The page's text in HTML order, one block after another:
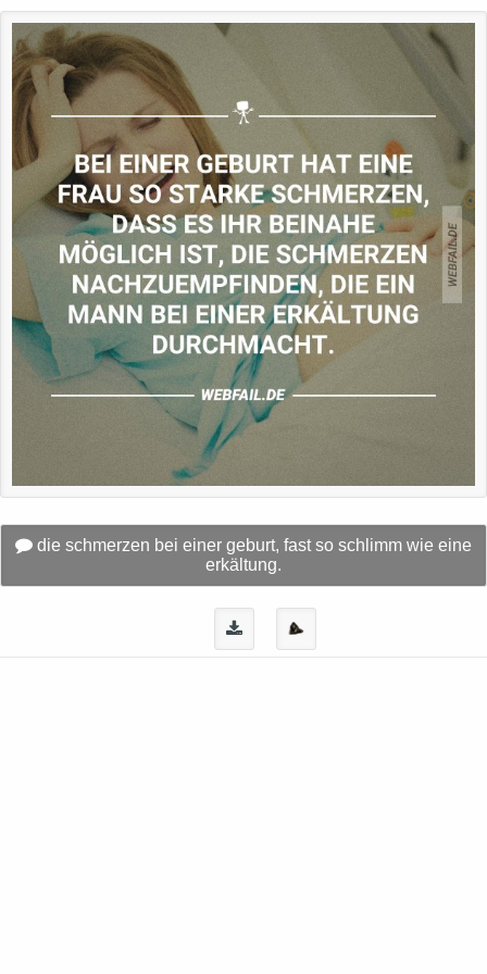
die schmerzen bei einer geburt, fast so schlimm wie eine
erkältung.